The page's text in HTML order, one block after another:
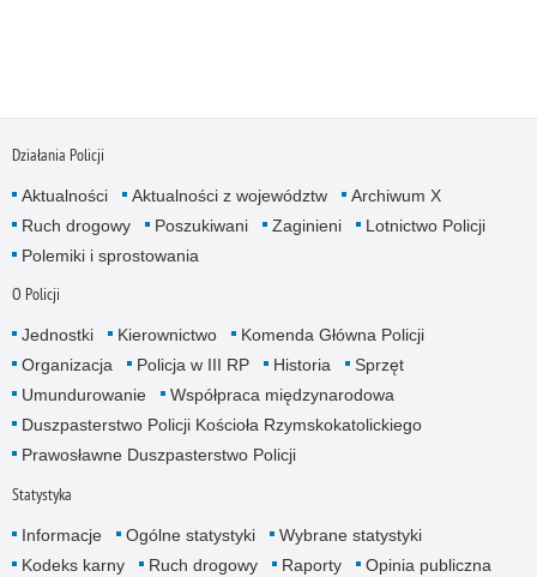
Działania Policji
Aktualności Aktualności z województw
Archiwum X
Ruch drogowy
Poszukiwani Zaginieni
Lotnictwo Policji
Polemiki i sprostowania
O Policji
Jednostki Kierownictwo
Komenda Główna Policji
Organizacja
Policja w III RP Historia
Sprzęt
Umundurowanie
Współpraca międzynarodowa
Duszpasterstwo Policji Kościoła Rzymskokatolickiego
Prawosławne Duszpasterstwo Policji
Statystyka
Informacje Ogólne statystyki
Wybrane statystyki
Kodeks karny
Ruch drogowy Raporty Opinia publiczna